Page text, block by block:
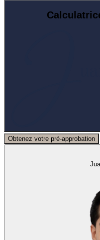
Obtenez votre pré-approbation